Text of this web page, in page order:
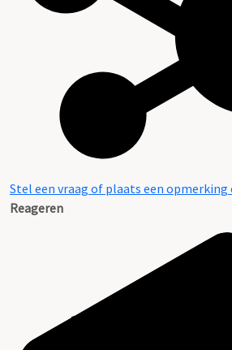
Stel een vraag of plaats een
Reageren